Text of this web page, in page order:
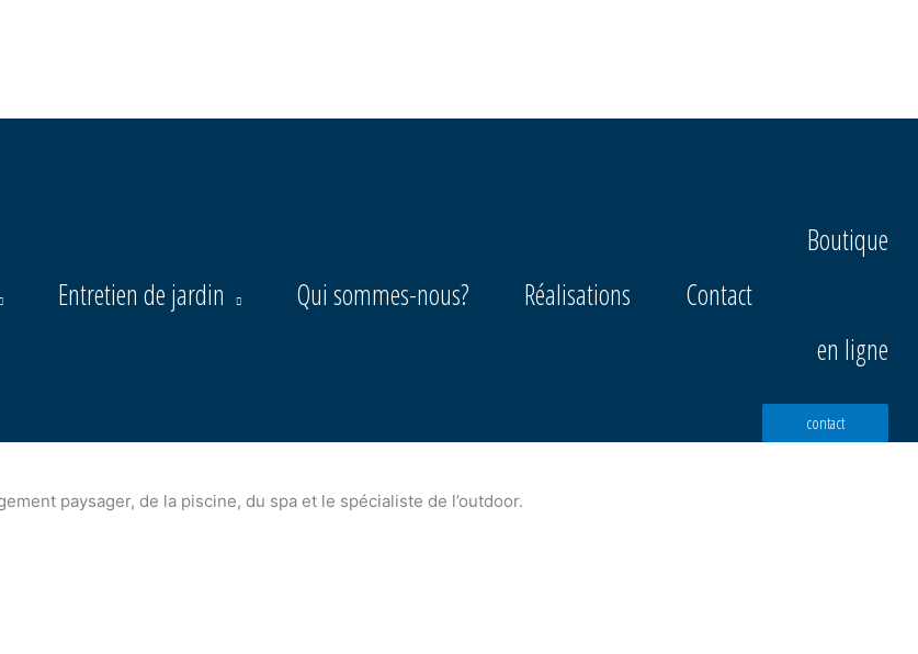
Entretien de jardin Qui sommes-nous? Réalisations Contact
Boutique
en ligne
contact
paysager, de la piscine, du spa et le spécialiste de l’outdoor.